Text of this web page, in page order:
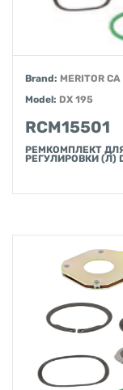
Brand: MERITOR CA
Model: DX 195
RCM15501
РЕМКОМПЛЕКТ
РЕГУЛИРОВКИ (Л)